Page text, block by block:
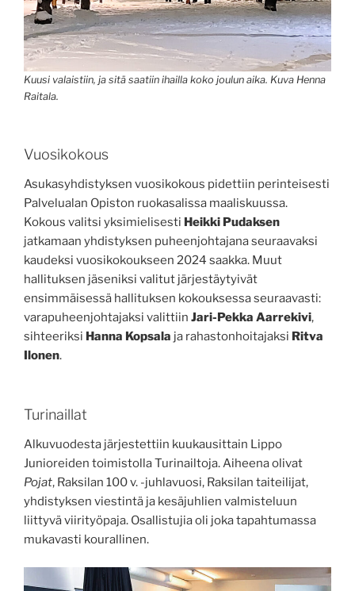
Kuusi valaistiin, ja sitä saatiin ihailla koko joulun aika. Kuva Henna
Raitala.
Vuosikokous
Asukasyhdistyksen vuosikokous pidettiin perinteisesti
Palvelualan Opiston ruokasalissa maaliskuussa.
Kokous valitsi yksimielisesti Heikki Pudaksen
jatkamaan yhdistyksen puheenjohtajana seuraavaksi
kaudeksi vuosikokoukseen 2024 saakka. Muut
hallituksen jäseniksi valitut järjestäytyivät
ensimmäisessä hallituksen kokouksessa seuraavasti:
varapuheenjohtajaksi valittiin Jari-Pekka Aarrekivi,
sihteeriksi Hanna Kopsala ja rahastonhoitajaksi Ritva
Ilonen.
Turinaillat
Alkuvuodesta järjestettiin kuukausittain Lippo
Junioreiden toimistolla Turinailtoja. Aiheena olivat
Pojat, Raksilan 100 v. -juhlavuosi, Raksilan taiteilijat,
yhdistyksen viestintä ja kesäjuhlien valmisteluun
liittyvä viirityöpaja. Osallistujia oli joka tapahtumassa
mukavasti kourallinen.